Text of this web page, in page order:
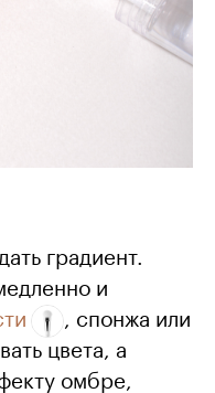
градиент.
и
, спонжа или
цвета, а
омбре,